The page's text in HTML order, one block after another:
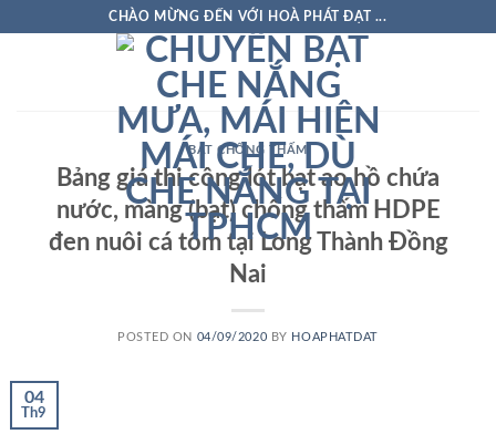
CHÀO MỪNG ĐẾN VỚI HOÀ PHÁT ĐẠT ...
BẠT CHỐNG THẤM
Bảng giá thi công lót bạt ao hồ chứa
nước, màng (bạt) chống thấm HDPE
đen nuôi cá tôm tại Long Thành Đồng
Nai
POSTED ON 04/09/2020 BY HOAPHATDAT
04
Th9